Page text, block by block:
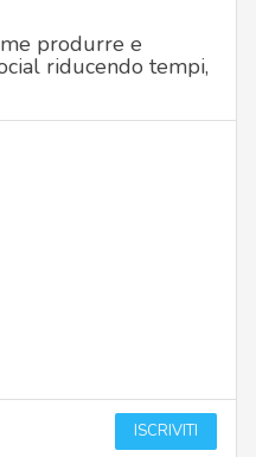
produrre e
riducendo tempi,
ISCRIVITI